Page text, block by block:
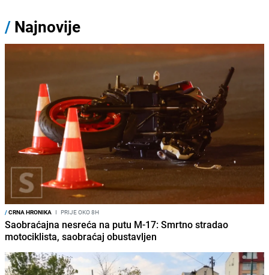
/ Najnovije
/CRNA HRONIKA I PRIJE OKO 8H
Saobraćajna nesreća na putu M-17: Smrtno stradao
motociklista, saobraćaj obustavljen